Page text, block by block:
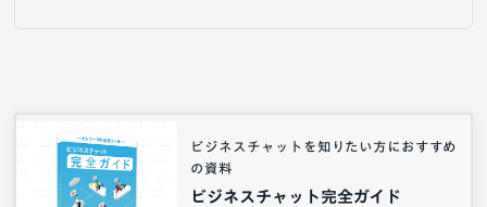
ビジネスチャットを知りたい方におすすめ
の資料
ビジネスチャット完全ガイド